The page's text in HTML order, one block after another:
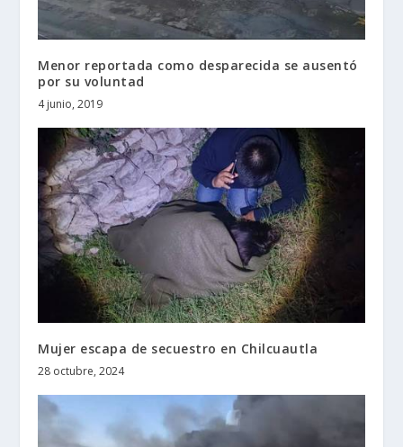
Menor reportada como desparecida se ausentó
por su voluntad
4 junio, 2019
Mujer escapa de secuestro en Chilcuautla
28 octubre, 2024